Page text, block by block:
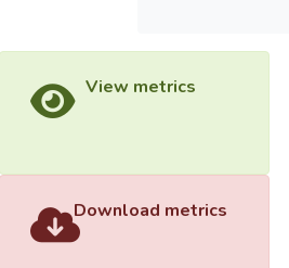
View metrics
Download metrics